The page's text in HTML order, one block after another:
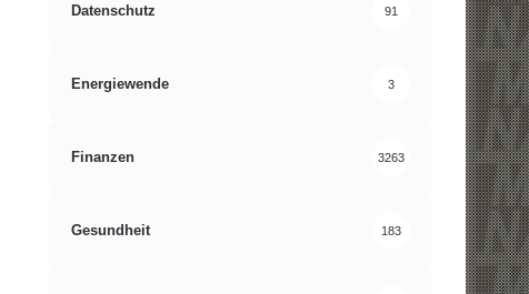
Datenschutz 91
Energiewende 3
Finanzen 3263
Gesundheit 183